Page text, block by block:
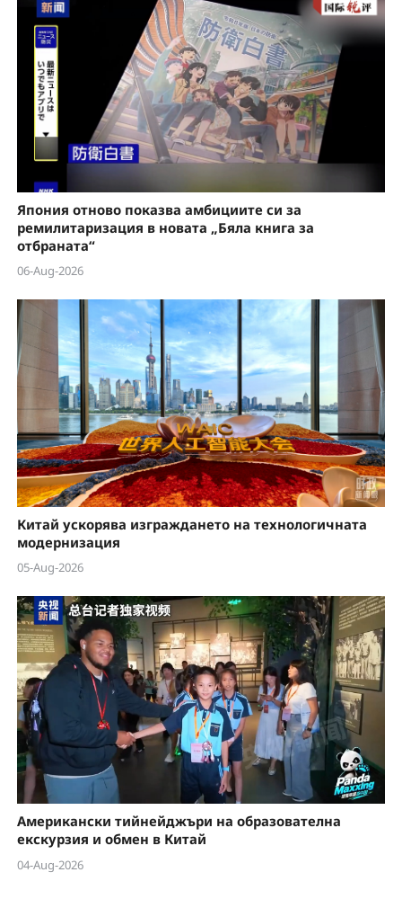
Япония отново показва амбициите си за
ремилитаризация в новата „Бяла книга за
отбраната“
06-Aug-2026
Китай ускорява изграждането на технологичната
модернизация
05-Aug-2026
Американски тийнейджъри на образователна
екскурзия и обмен в Китай
04-Aug-2026